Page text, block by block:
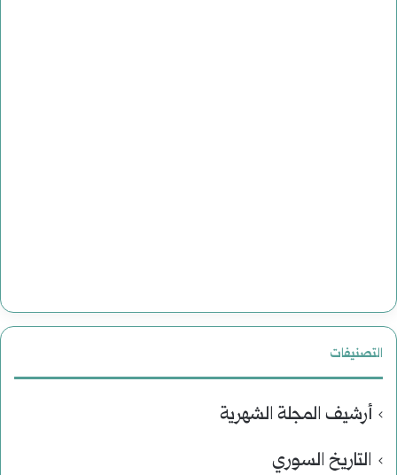
التصنيفات
أرشيف المجلة الشهرية
التاريخ السوري